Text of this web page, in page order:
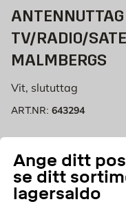
Ange ditt
se ditt
lagersaldo
ANTENNUTTAG
TV/RADIO/
MALMBERGS
Vit, slututtag
ART.NR: 643294